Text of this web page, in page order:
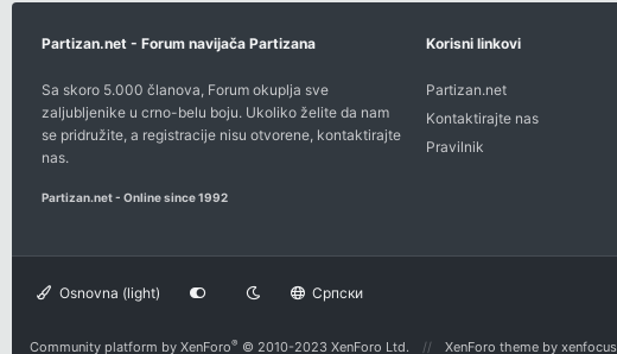
Partizan.net - Forum navijača Partizana
Sa skoro 5.000 članova, Forum okuplja sve
zaljubljenike u crno-belu boju. Ukoliko želite da nam
se pridružite, a registracije nisu otvorene, kontaktirajte
nas.
Partizan.net - Online since 1992
Korisni linkovi
Partizan.net
Kontaktirajte nas
Pravilnik
Osnovna (light) Српски
Community platform by XenForo® © 2010-2023 XenForo Ltd. XenForo theme by xenfocus